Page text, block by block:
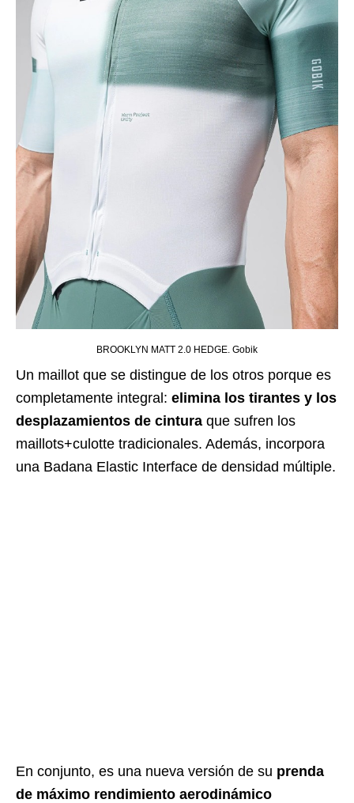
BROOKLYN MATT 2.0 HEDGE. Gobik
Un maillot que se distingue de los otros porque es
completamente integral: elimina los tirantes y los
desplazamientos de cintura que sufren los
maillots+culotte tradicionales. Además, incorpora
una Badana Elastic Interface de densidad múltiple.
En conjunto, es una nueva versión de su prenda
de máximo rendimiento aerodinámico